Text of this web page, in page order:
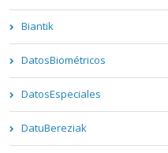
Biantik
DatosBiométricos
DatosEspeciales
DatuBereziak